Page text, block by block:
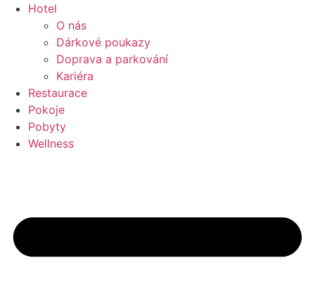
Přejít Hotel
O nás
Dárkové poukazy
Doprava a parkování
Kariéra
Restaurace
Pokoje
Pobyty
Wellness